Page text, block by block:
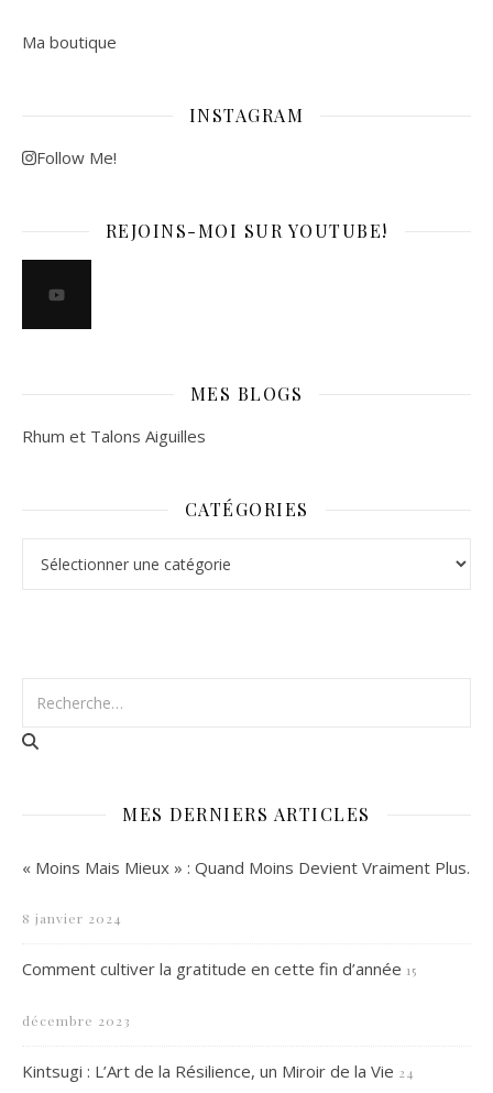
Ma boutique
INSTAGRAM
Follow Me!
REJOINS-MOI SUR YOUTUBE!
MES BLOGS
Rhum et Talons Aiguilles
CATÉGORIES
MES DERNIERS ARTICLES
« Moins Mais Mieux » : Quand Moins Devient Vraiment Plus.
8 janvier 2024
Comment cultiver la gratitude en cette fin d’année 15
décembre 2023
Kintsugi : L’Art de la Résilience, un Miroir de la Vie 24